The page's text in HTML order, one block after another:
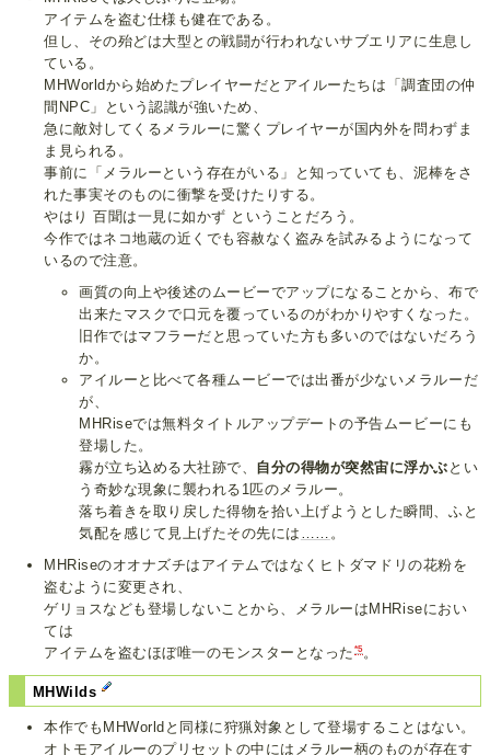
アイテムを盗む仕様も健在である。
但し、その殆どは大型との戦闘が行われないサブエリアに生息し
ている。
MHWorldから始めたプレイヤーだとアイルーたちは「調査団の仲
間NPC」という認識が強いため、
急に敵対してくるメラルーに驚くプレイヤーが国内外を問わずま
ま見られる。
事前に「メラルーという存在がいる」と知っていても、泥棒をさ
れた事実そのものに衝撃を受けたりする。
やはり 百聞は一見に如かず ということだろう。
今作ではネコ地蔵の近くでも容赦なく盗みを試みるようになって
いるので注意。
画質の向上や後述のムービーでアップになることから、布で
出来たマスクで口元を覆っているのがわかりやすくなった。
旧作ではマフラーだと思っていた方も多いのではないだろう
か。
アイルーと比べて各種ムービーでは出番が少ないメラルーだ
が、
MHRiseでは無料タイトルアップデートの予告ムービーにも
登場した。
霧が立ち込める大社跡で、 自分の得物が突然宙に浮かぶ とい
う奇妙な現象に襲われる1匹のメラルー。
落ち着きを取り戻した得物を拾い上げようとした瞬間、ふと
気配を感じて見上げたその先には …… 。
MHRiseのオオナズチはアイテムではなくヒトダマドリの花粉を
盗むように変更され、
ゲリョスなども登場しないことから、メラルーはMHRiseにおい
ては
アイテムを盗むほぼ唯一のモンスターとなった *5。
MHWilds
本作でもMHWorldと同様に狩猟対象として登場することはない。
オトモアイルーのプリセットの中にはメラルー柄のものが存在す